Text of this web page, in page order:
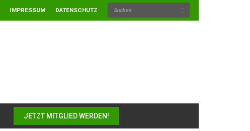
IMPRESSUM DATENSCHUTZ
JETZT MITGLIED WERDEN!